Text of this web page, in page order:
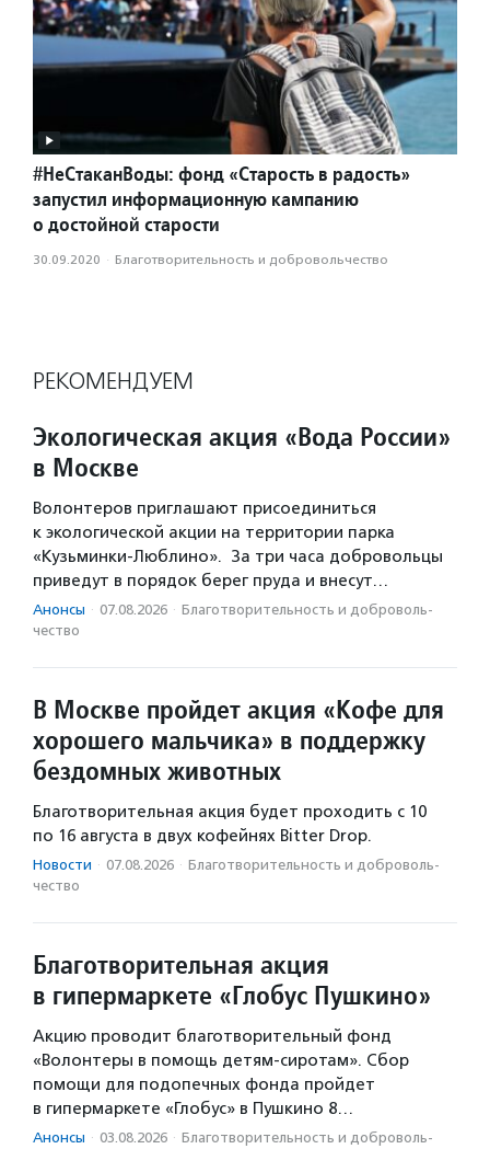
#НеСтаканВоды: фонд «Старость в радость»
запустил информационную кампанию
о достойной старости
30.09.2020 · Благотвори­тель­ность и доброволь­чест­во
РЕКОМЕНДУЕМ
Экологическая акция «Вода России»
в Москве
Волонтеров приглашают присоединиться
к экологической акции на территории парка
«Кузьминки-Люблино». За три часа добровольцы
приведут в порядок берег пруда и внесут…
Анонсы · 07.08.2026 · Благотвори­тель­ность и доброволь­
чест­во
В Москве пройдет акция «Кофе для
хорошего мальчика» в поддержку
бездомных животных
Благотворительная акция будет проходить с 10
по 16 августа в двух кофейнях Bitter Drop.
Новости · 07.08.2026 · Благотвори­тель­ность и доброволь­
чест­во
Благотворительная акция
в гипермаркете «Глобус Пушкино»
Акцию проводит благотворительный фонд
«Волонтеры в помощь детям-сиротам». Сбор
помощи для подопечных фонда пройдет
в гипермаркете «Глобус» в Пушкино 8…
Анонсы · 03.08.2026 · Благотвори­тель­ность и доброволь­